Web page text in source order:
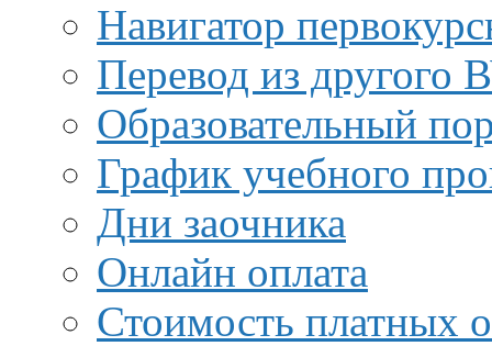
Навигатор
Перевод из другого
Образовательный
График учебного
Дни заочника
Онлайн оплата
Стоимость платных